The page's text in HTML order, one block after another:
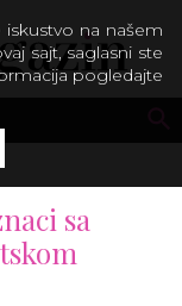
sa
na našem
sajt, saglasni ste
pogledajte